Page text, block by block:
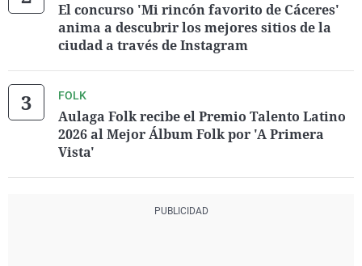
El concurso 'Mi rincón favorito de Cáceres'
anima a descubrir los mejores sitios de la
ciudad a través de Instagram
FOLK
Aulaga Folk recibe el Premio Talento Latino
2026 al Mejor Álbum Folk por 'A Primera
Vista'